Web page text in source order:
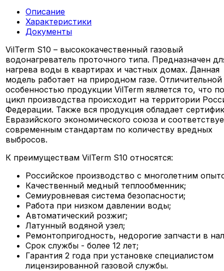
Описание
Характеристики
Документы
VilTerm S10 – высококачественный газовый
водонагреватель проточного типа. Предназначен
нагрева воды в квартирах и частных домах. Данная
модель работает на природном газе. Отличительной
особенностью продукции VilTerm является то, что
цикл производства происходит на территории
Федерации. Также вся продукция обладает
Евразийского экономического союза и
современным стандартам по количеству вредных
выбросов.
К преимуществам VilTerm S10 относятся:
Российское производство с многолетним
Качественный медный теплообменник;
Семиуровневая система безопасности;
Работа при низком давлении воды;
Автоматический розжиг;
Латунный водяной узел;
Ремонтопригодность, недорогие запчасти в
Срок службы - более 12 лет;
Гарантия 2 года при установке специалистом
лицензированной газовой службы.